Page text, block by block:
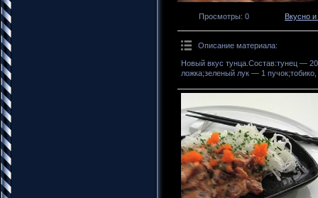
Просмотры: 0 Вкусно
Описание материала:
Новый вкус тунца.Состав:тунец —
ложка;зеленый лук — 1